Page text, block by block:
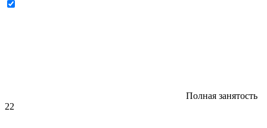
Полная занятость
22